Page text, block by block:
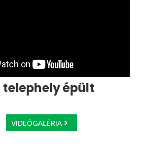
telephely épült
VIDEÓGALÉRIA